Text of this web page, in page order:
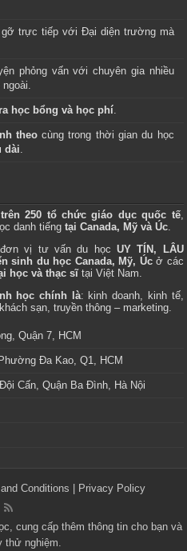
trực tiếp với Đại diện trường mà
phỏng vấn với chuyên gia nhiều
học bổng và học phí.
theocùng trong thời gian du học
dài.
250 tổ chức giáo dục quốc tế,
danh tiếng tại Canada, Mỹ và Úc.
vị tư vấn du học UY TÍN, LÂU
sinh du học Canada, Mỹ, Úcở các
học và thạc sĩtại Việt Nam.
học chính là: kinh doanh, kinh tế,
sạn, truyền thông – marketing.
Quận 7, HCM
Đa Kao, Q1, HCM
Cấn, Quận Ba Đình, Hà Nội
Conditions Privacy Policy
cung cấp thêm thông tin cho bạn và
thử nghiệm.